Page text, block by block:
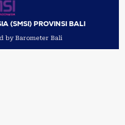
(SMSI) PROVINSI BALI
by Barometer Bali